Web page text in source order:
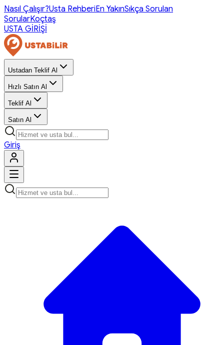
Nasıl Çalışır?Usta RehberiEn YakınSıkça Sorulan
SorularKoçtaş
USTA GİRİŞİ
Ustadan Teklif Al
Hızlı Satın Al
Teklif Al
Satın Al
Giriş